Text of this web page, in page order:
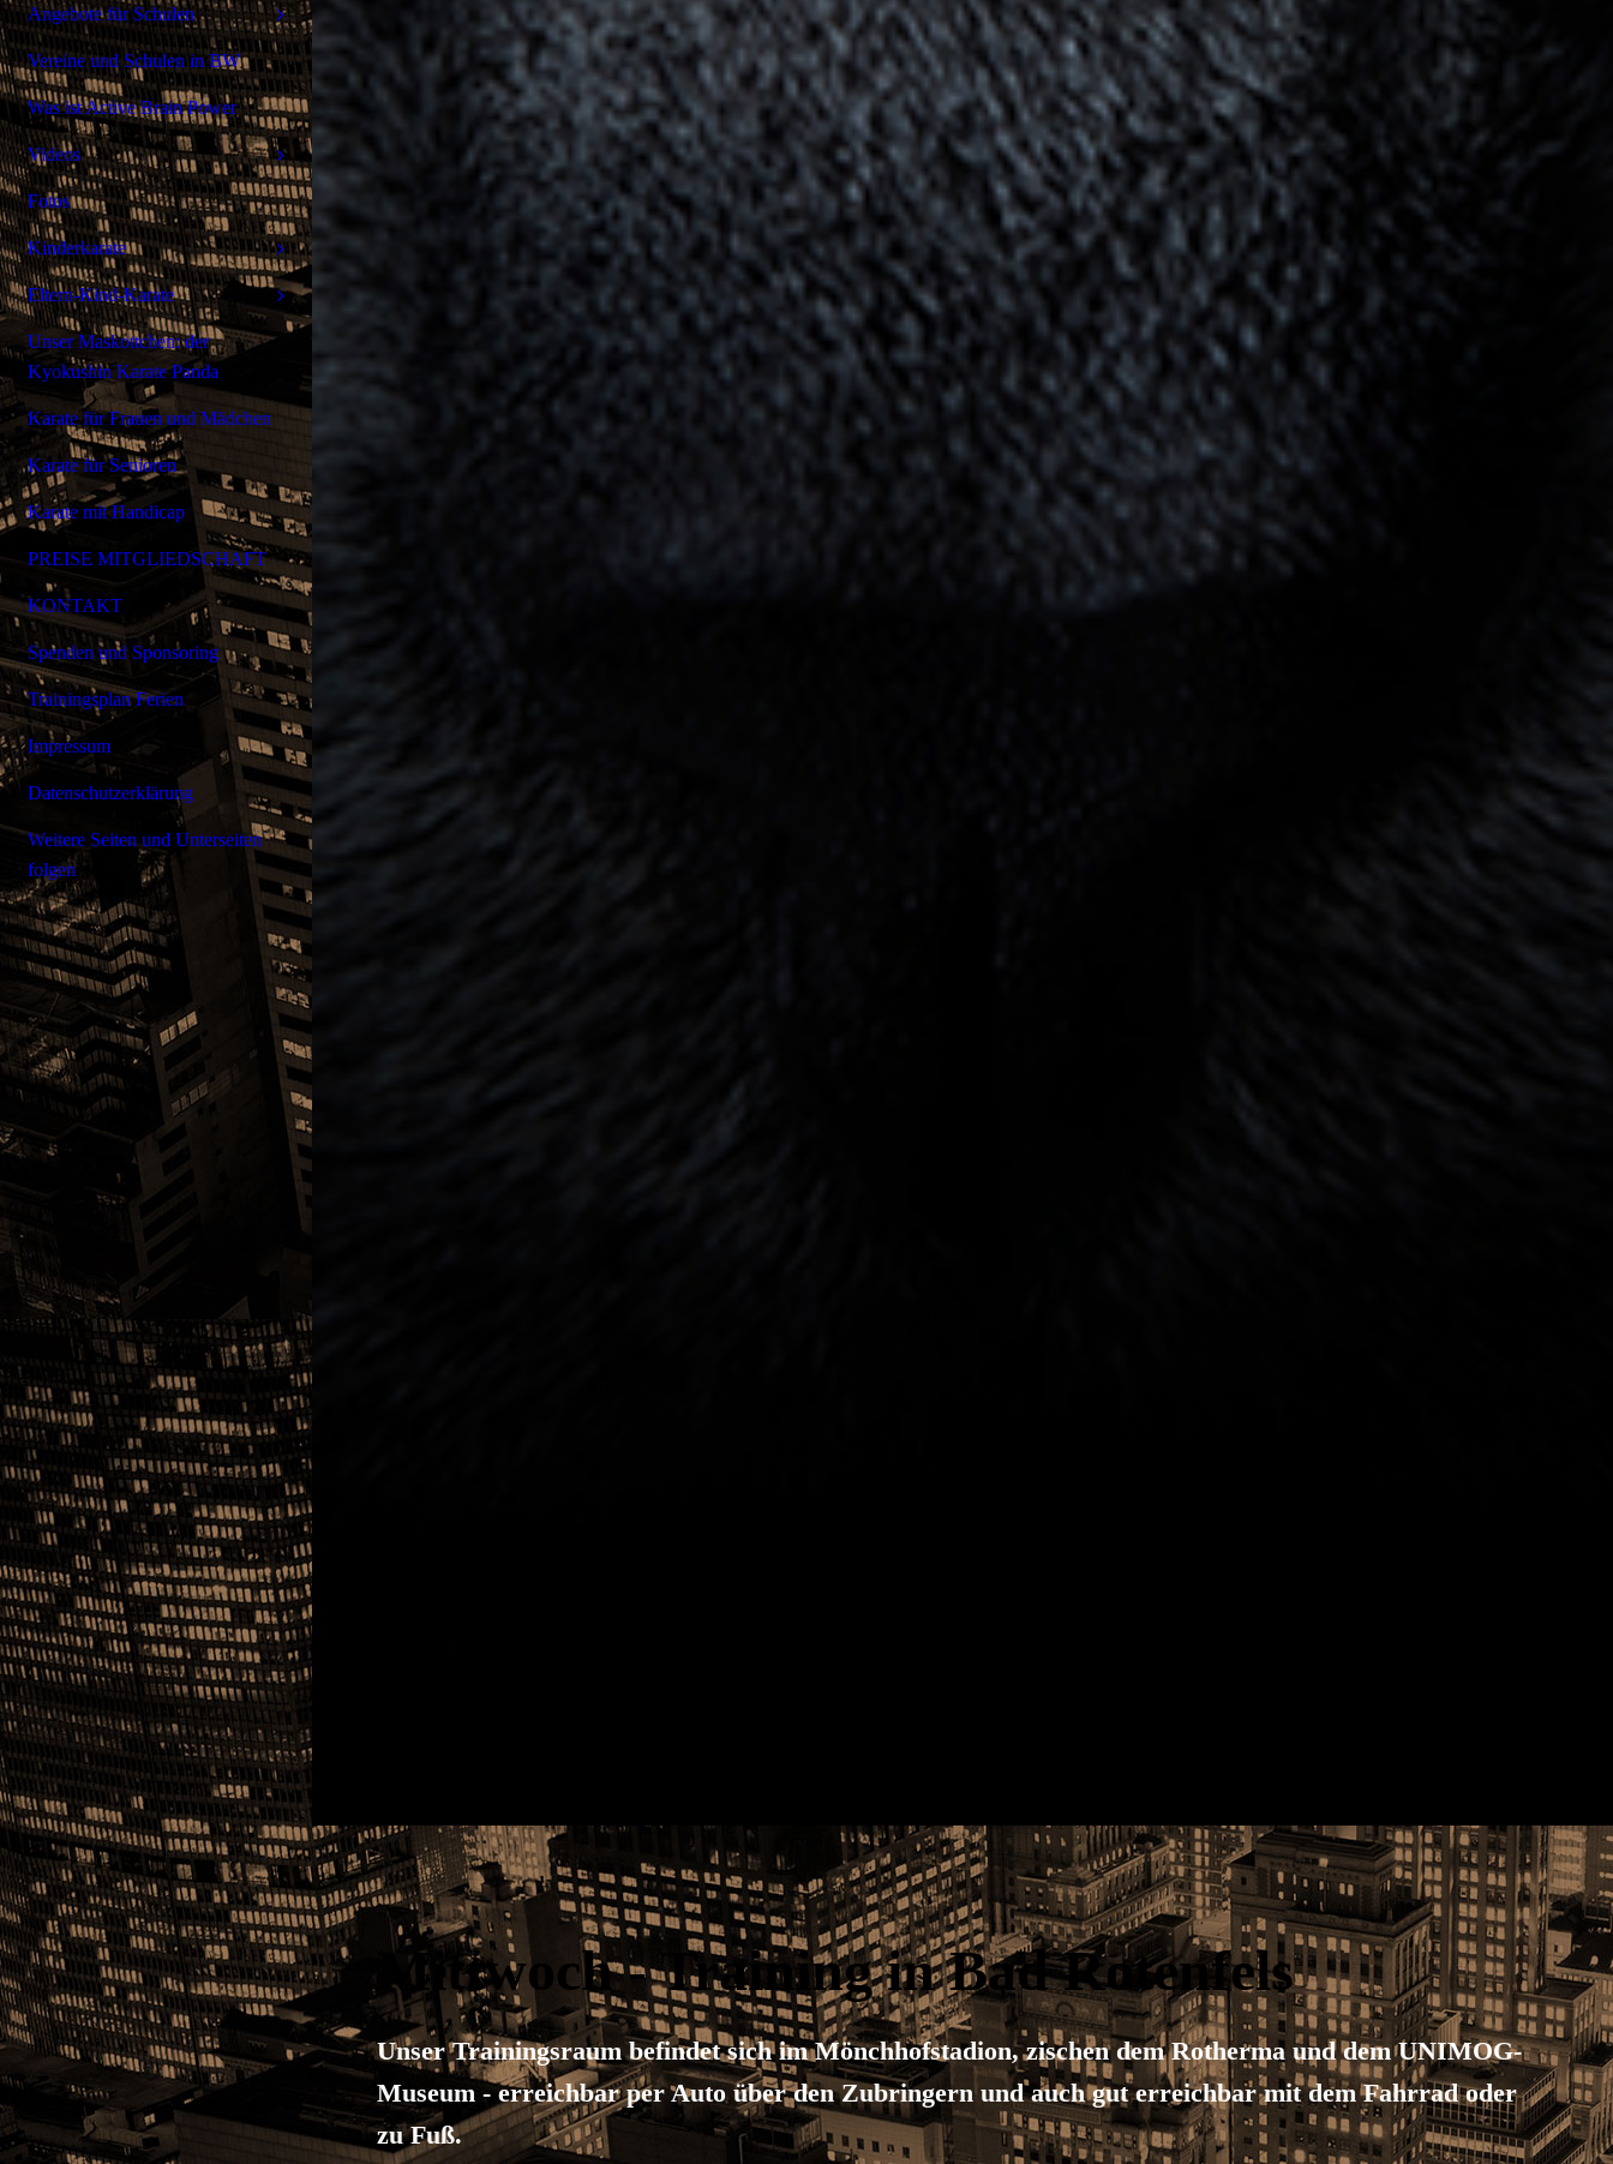
Mittwoch- Training in Bad Rotenfels
Unser Trainingsraum befindet sich im Mönchhofstadion, zischen dem Rotherma und dem UNIMOG-
Museum - erreichbar per Auto über den Zubringern und auch gut erreichbar mit dem Fahrrad oder
zu Fuß.
Angebote für Schulen
Vereine und Schulen in BW
Was ist Active Brain Power
Videos
Fotos
Kinderkarate
Eltern-Kind-Karate
Unser Maskottchen: der
Kyokushin Karate Panda
Karate für Frauen und Mädchen
Karate für Senioren
Karate mit Handicap
PREISE MITGLIEDSCHAFT
KONTAKT
Spenden und Sponsoring
Trainingsplan Ferien
Impressum
Datenschutzerklärung
Weitere Seiten und Unterseiten
folgen